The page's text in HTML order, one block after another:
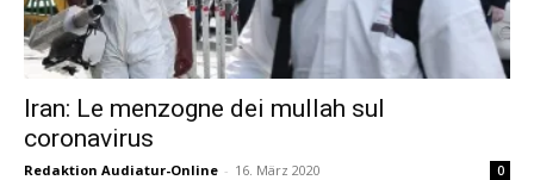
Iran: Le menzogne dei mullah sul
coronavirus
Redaktion Audiatur-Online - 16. März 2020 0